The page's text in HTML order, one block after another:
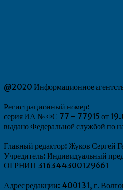
@2020 Информационное
Регистрационный номер:
серия ИА № ФС 77 – 77915 от
выдано Федеральной службой по
Главный редактор: Жуков Сергей
Учредитель: Индивидуальный
ОГРНИП 316344300129661
Адрес редакции: 400131, г.